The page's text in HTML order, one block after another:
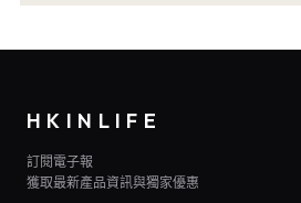
HKINLIFE
訂閱電子報
獲取最新產品資訊與獨家優惠